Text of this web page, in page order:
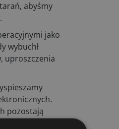
abyśmy
jako
wybuchł
uproszczenia
pozostają
się obecnie